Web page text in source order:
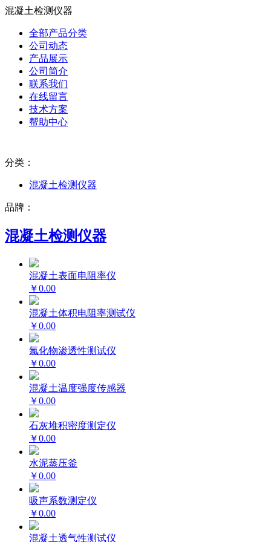
混凝土检测仪器
全部产品分类
公司动态
产品展示
公司简介
联系我们
在线留言
技术方案
帮助中心
分类：
混凝土检测仪器
品牌：
混凝土检测仪器
混凝土表面电阻率仪
￥0.00
混凝土体积电阻率测试仪
￥0.00
氯化物渗透性测试仪
￥0.00
混凝土温度强度传感器
￥0.00
石灰堆积密度测定仪
￥0.00
水泥蒸压釜
￥0.00
吸声系数测定仪
￥0.00
混凝土透气性测试仪